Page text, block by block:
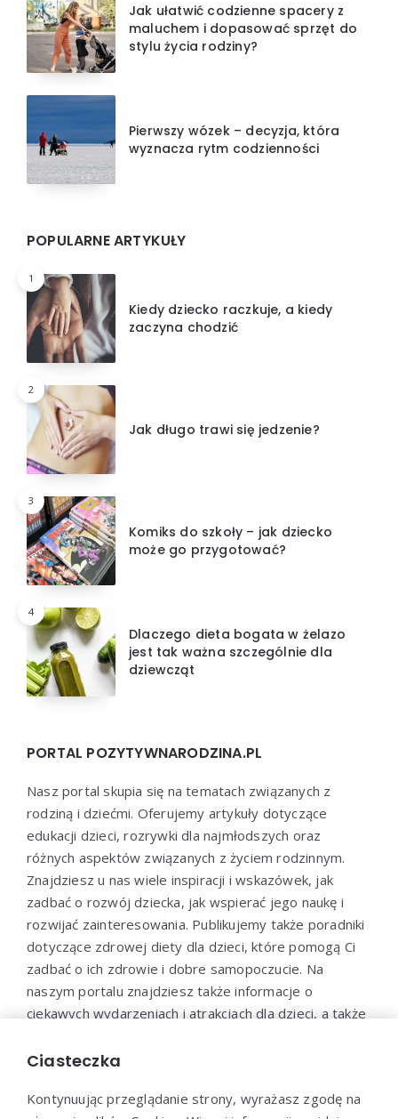
Jak ułatwić codzienne spacery z
maluchem i dopasować sprzęt do
stylu życia rodziny?
Pierwszy wózek – decyzja, która
wyznacza rytm codzienności
POPULARNE ARTYKUŁY
1
Kiedy dziecko raczkuje, a kiedy
zaczyna chodzić
2
Jak długo trawi się jedzenie?
3
Komiks do szkoły – jak dziecko
może go przygotować?
4
Dlaczego dieta bogata w żelazo
jest tak ważna szczególnie dla
dziewcząt
PORTAL POZYTYWNARODZINA.PL
Nasz portal skupia się na tematach związanych z
rodziną i dziećmi. Oferujemy artykuły dotyczące
edukacji dzieci, rozrywki dla najmłodszych oraz
różnych aspektów związanych z życiem rodzinnym.
Znajdziesz u nas wiele inspiracji i wskazówek, jak
zadbać o rozwój dziecka, jak wspierać jego naukę i
rozwijać zainteresowania. Publikujemy także poradniki
dotyczące zdrowej diety dla dzieci, które pomogą Ci
zadbać o ich zdrowie i dobre samopoczucie. Na
naszym portalu znajdziesz także informacje o
ciekawych wydarzeniach i atrakcjach dla dzieci, a także
maluchom spędzić czas w sposób aktywny i
Ciasteczka
Kontynuując przeglądanie strony, wyrażasz zgodę na